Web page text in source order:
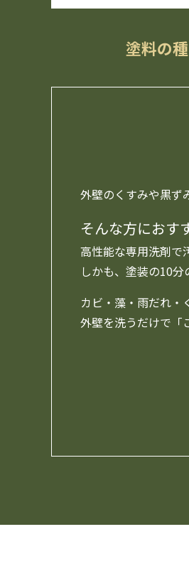
塗料の
外壁のくすみや黒ず
そんな方におす
高性能な専用洗剤で
しかも、塗装の10
カビ・藻・雨だれ・
外壁を洗うだけで「